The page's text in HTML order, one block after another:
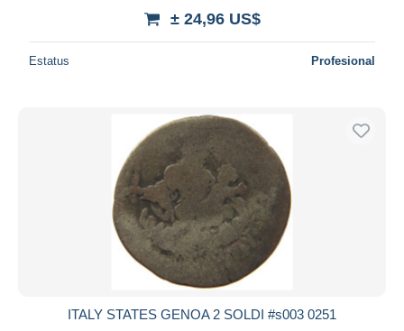
± 24,96 US$
Estatus Profesional
ITALY STATES GENOA 2 SOLDI #s003 0251